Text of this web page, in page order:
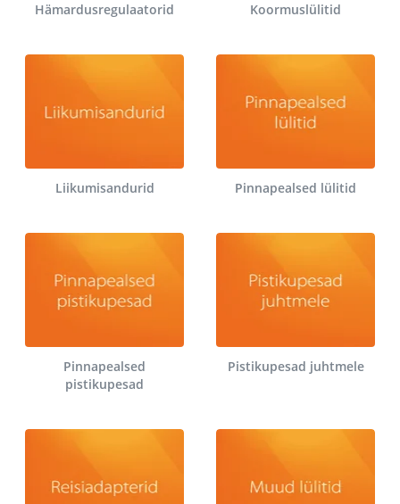
Hämardusregulaatorid Koormuslülitid
Liikumisandurid Pinnapealsed lülitid
Pinnapealsed
pistikupesad
Pistikupesad juhtmele